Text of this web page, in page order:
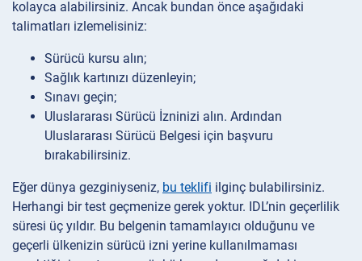
kolayca alabilirsiniz. Ancak bundan önce aşağıdaki
talimatları izlemelisiniz:
Sürücü kursu alın;
Sağlık kartınızı düzenleyin;
Sınavı geçin;
Uluslararası Sürücü İzninizi alın. Ardından
Uluslararası Sürücü Belgesi için başvuru
bırakabilirsiniz.
Eğer dünya gezginiyseniz, bu teklifi ilginç bulabilirsiniz.
Herhangi bir test geçmenize gerek yoktur. IDL’nin geçerlilik
süresi üç yıldır. Bu belgenin tamamlayıcı olduğunu ve
geçerli ülkenizin sürücü izni yerine kullanılmaması